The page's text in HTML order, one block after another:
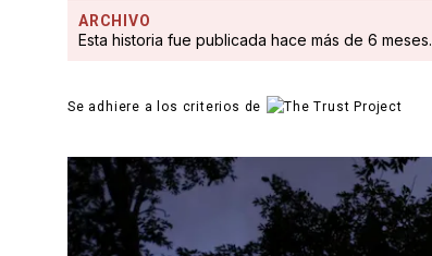
ARCHIVO
Esta historia fue publicada hace más de 6 meses.
Se adhiere a los criterios de